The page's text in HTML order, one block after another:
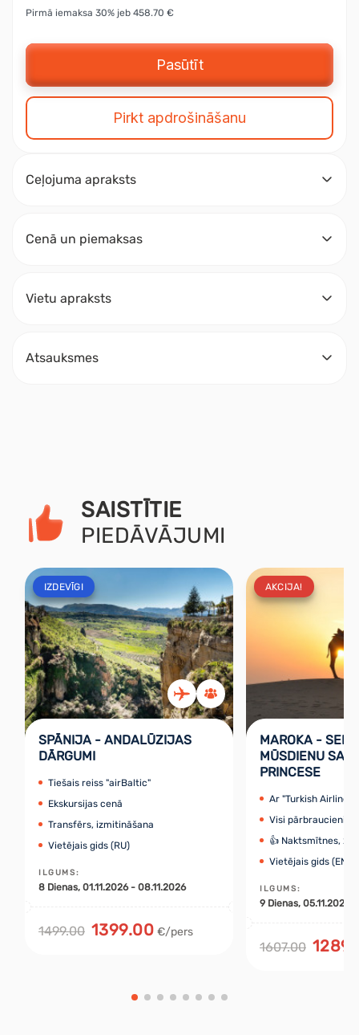
Ceļojuma apraksts
Cenā un piemaksas
Vietu apraksts
Atsauksmes
Pirmā iemaksa 30% jeb 458.70 €
Pasūtīt
Pirkt apdrošināšanu
SAISTĪTIE
PIEDĀVĀJUMI
IZDEVĪGI
SPĀNIJA - ANDALŪZIJAS
DĀRGUMI
Tiešais reiss "airBaltic"
Ekskursijas cenā
Transfērs, izmitināšana
Vietējais gids (RU)
ILGUMS:
8 Dienas, 01.11.2026 - 08.11.2026
1499.00 1399.00 €/pers
AKCIJA!
MAROKA -
MŪSDIENU
PRINCESE
Ar "Turkish Airlines"
Visi pārbraucieni,
👍 Naktsmītnes, 2x
Vietējais gids (EN)
ILGUMS:
9 Dienas, 05.11.2026 -
1607.00